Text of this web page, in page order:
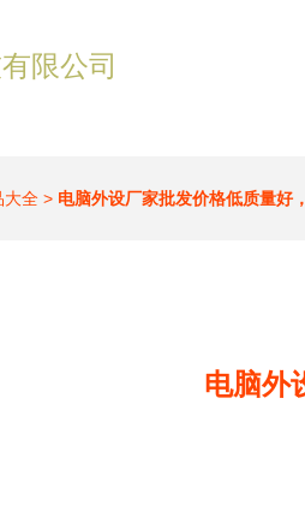
限公司
大全 > 电脑外设厂家批发价格低质量好
电脑外